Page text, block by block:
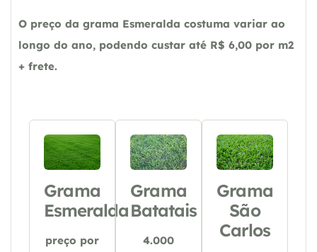
O preço da grama Esmeralda costuma variar ao
longo do ano, podendo custar até R$ 6,00 por m2
+ frete.
Grama
Esmeralda
preço por
Grama
Batatais
4.000
Grama
São
Carlos